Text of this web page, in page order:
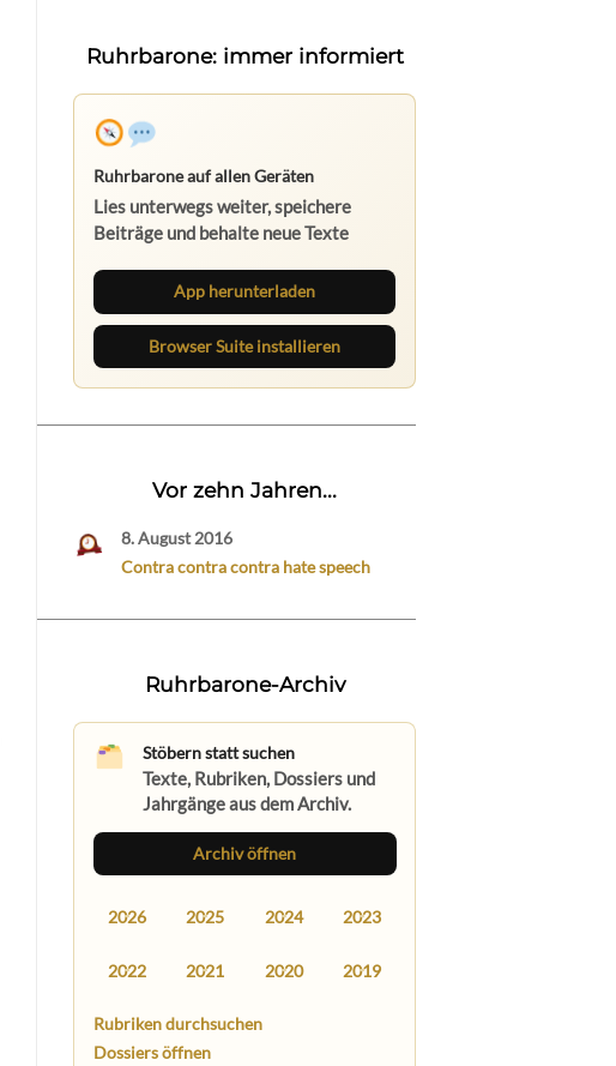
Ruhrbarone: immer informiert
Ruhrbarone auf allen Geräten
Lies unterwegs weiter, speichere
Beiträge und behalte neue Texte
App herunterladen
Browser Suite installieren
Vor zehn Jahren...
8. August 2016
Contra contra contra hate speech
Ruhrbarone-Archiv
Stöbern statt suchen
Texte, Rubriken, Dossiers und
Jahrgänge aus dem Archiv.
Archiv öffnen
2026 2025 2024 2023
2022 2021 2020 2019
Rubriken durchsuchen
Dossiers öffnen